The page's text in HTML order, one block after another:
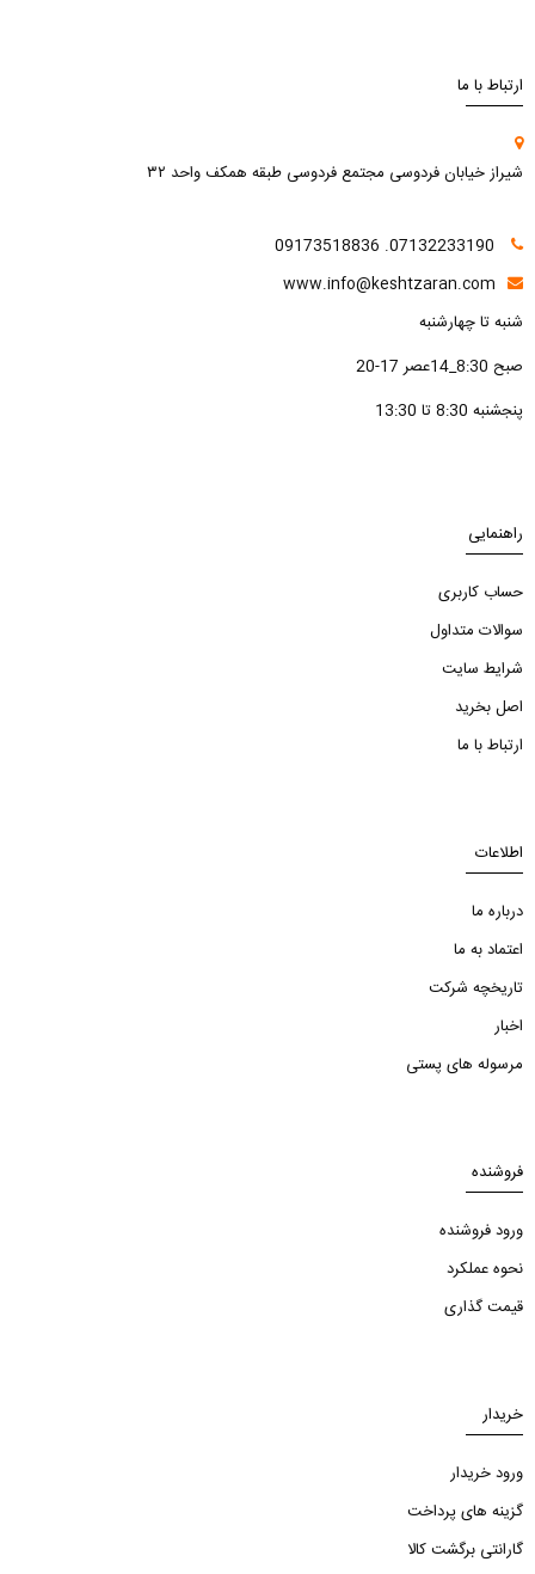
ارتباط با ما
شیراز خیابان فردوسی مجتمع فردوسی طبقه همکف واحد ۳۲
www.info@keshtzaran.com
شنبه تا چهارشنبه
صبح 8:30_14عصر 17-20
پنجشنبه 8:30 تا 13:30
راهنمایی
حساب کاربری
سوالات متداول
شرایط سایت
اصل بخرید
ارتباط با ما
اطلاعات
درباره ما
اعتماد به ما
تاریخچه شرکت
اخبار
مرسوله های پستی
فروشنده
ورود فروشنده
نحوه عملکرد
قیمت گذاری
خریدار
ورود خریدار
گزینه های پرداخت
گارانتی برگشت کالا